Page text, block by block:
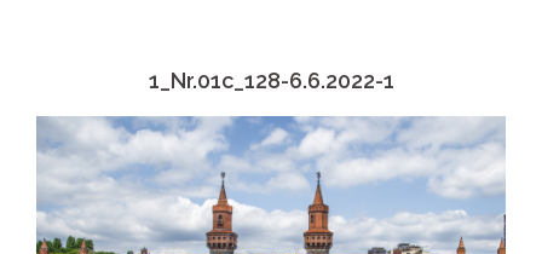
1_Nr.01c_128-6.6.2022-1